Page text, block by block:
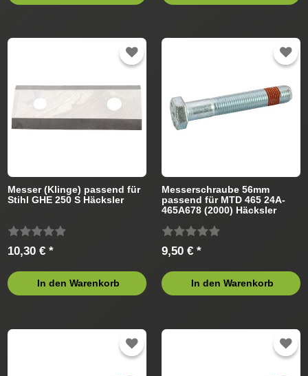
Messer (Klinge) passend für
Stihl GHE 250 S Häcksler
10,30 € *
In den Warenkorb
Messerschraube 56mm
passend für MTD 465 24A-
465A678 (2000) Häcksler
9,50 € *
In den Warenkorb